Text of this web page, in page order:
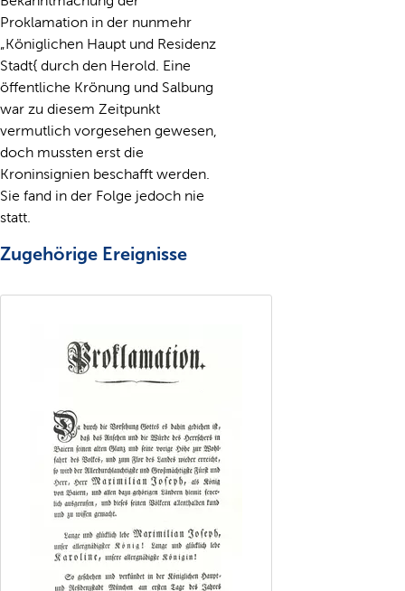
Proklamation in der nunmehr
„Königlichen Haupt und Residenz
Stadt{ durch den Herold. Eine
öffentliche Krönung und Salbung
war zu diesem Zeitpunkt
vermutlich vorgesehen gewesen,
doch mussten erst die
Kroninsignien beschafft werden.
Sie fand in der Folge jedoch nie
statt.
Zugehörige Ereignisse